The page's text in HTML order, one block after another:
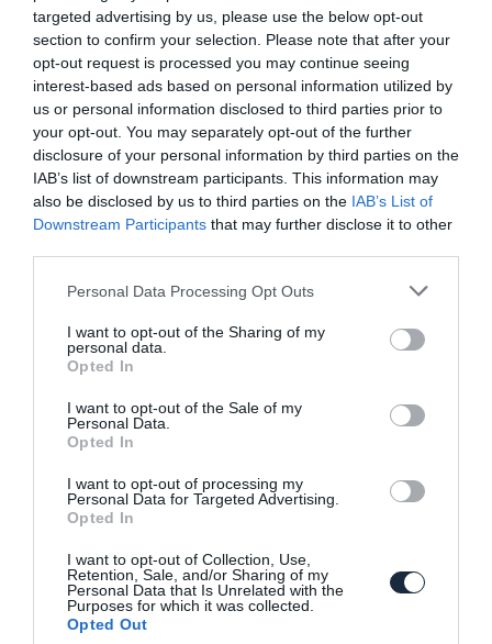
targeted advertising by us, please use the below opt-out
section to confirm your selection. Please note that after your
opt-out request is processed you may continue seeing
interest-based ads based on personal information utilized by
us or personal information disclosed to third parties prior to
your opt-out. You may separately opt-out of the further
disclosure of your personal information by third parties on the
IAB’s list of downstream participants. This information may
also be disclosed by us to third parties on the IAB’s List of
Downstream Participants that may further disclose it to other
Please note that this website/app uses one or more Google
not limited to your visit or usage behaviour. You may click to
grant or deny consent to Google and its third-party tags to
use your data for below specified purposes in below Google
consent section.
Personal Data Processing Opt Outs
I want to opt-out of the Sharing of my
personal data.
Opted In
I want to opt-out of the Sale of my
Personal Data.
Opted In
I want to opt-out of processing my
Personal Data for Targeted Advertising.
Opted In
I want to opt-out of Collection, Use,
Retention, Sale, and/or Sharing of my
Personal Data that Is Unrelated with the
Purposes for which it was collected.
Opted Out
Ismét lesz Gazoo Racing által tuningolt
Yaris
Toyota Hilux sportköntösben
Az új Yaris is kaphat GRMN változatot